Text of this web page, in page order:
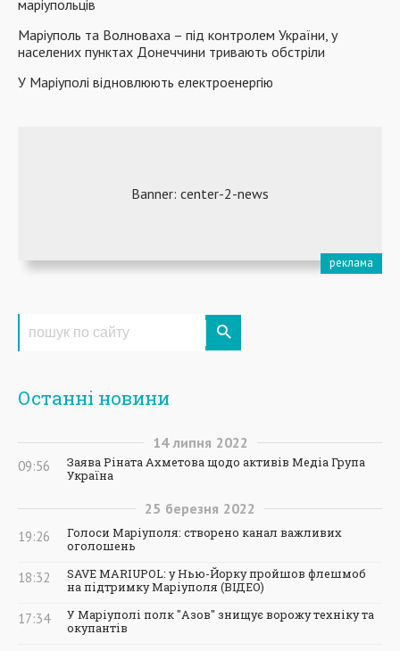
маріупольців
Маріуполь та Волноваха – під контролем України, у
населених пунктах Донеччини тривають обстріли
У Маріуполі відновлюють електроенергію
Останні новини
14 липня 2022
09:56
Заява Ріната Ахметова щодо активів Медіа Група
Україна
25 березня 2022
19:26
Голоси Маріуполя: створено канал важливих
оголошень
18:32
SAVE MARIUPOL: у Нью-Йорку пройшов флешмоб
на підтримку Маріуполя (ВІДЕО)
17:34
У Маріуполі полк "Азов" знищує ворожу техніку та
окупантів